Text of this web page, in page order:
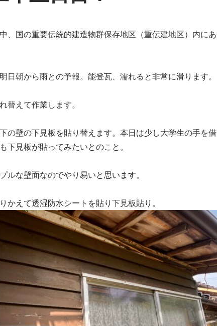
、国の重要伝統的建造物群保存地区（重伝建地区）内にあ
日朝から雨との予報。能登瓦、濡れると非常に滑ります。
替えて作業します。
の壁の下見板を貼り替えます。本日は少し大学生の手を借
下見板が貼ってみたいとのこと。
ルな壁面なのでやり易いと思います。
かえて透湿防水シートを貼り下見板貼り。